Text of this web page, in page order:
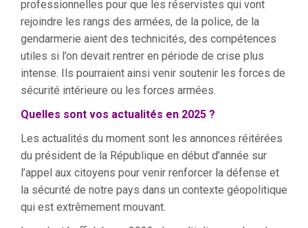
professionnelles pour que les réservistes qui vont
rejoindre les rangs des armées, de la police, de la
gendarmerie aient des technicités, des compétences
utiles si l’on devait rentrer en période de crise plus
intense. Ils pourraient ainsi venir soutenir les forces de
sécurité intérieure ou les forces armées.
Quelles sont vos actualités en 2025 ?
Les actualités du moment sont les annonces réitérées
du président de la République en début d’année sur
l’appel aux citoyens pour venir renforcer la défense et
la sécurité de notre pays dans un contexte géopolitique
qui est extrêmement mouvant.